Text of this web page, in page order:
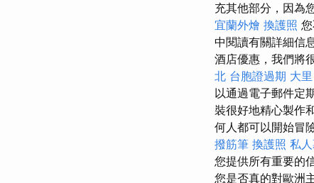
充其他部分，因為
宜蘭外燴 換護照
中閱讀有關詳細信
酒店優惠，我們將
北 台胞證過期 大
以通過電子郵件定
裝很好地精心製作
何人都可以開始冒
撥筋筆 換護照 私
您提供所有重要的
您是否真的對歐洲